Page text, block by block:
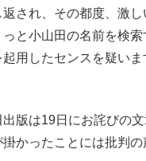
され、その都度、激
と小山田の名前を検索
用したセンスを疑い
版は19日にお詫びの文
かったことには批判